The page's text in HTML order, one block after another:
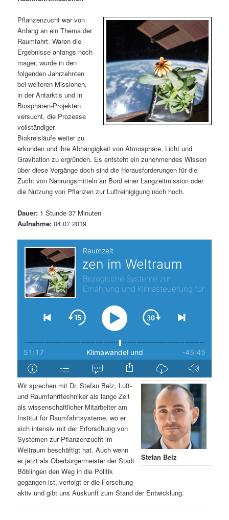
ä
r
e
n
I
n
h
a
t
s
r
g
e
n
n
d
ä
r
e
n
I
n
a
l
s
i
n
g
e
n
n
v
i
g
a
t
i
o
n
Pflanzenzucht war von
Anfang an ein Thema der
Raumfahrt. Waren die
Ergebnisse anfangs noch
mager, wurde in den
folgenden Jahrzehnten
bei weiteren Missionen,
in der Antarktis und in
Biosphären-Projekten
versucht, die Prozesse
vollständiger
Biokreisläufe weiter zu
erkunden und ihre Abhängigkeit von Atmosphäre, Licht und
Gravitation zu ergründen. Es entsteht ein zunehmendes Wissen
über diese Vorgänge doch sind die Herausforderungen für die
Zucht von Nahrungsmitteln an Bord einer Langzeitmission oder
die Nutzung von Pflanzen zur Luftreinigigung noch hoch.
Dauer: 1 Stunde 37 Minuten
Aufnahme: 04.07.2019
Stefan Belz
Wir sprechen mit Dr. Stefan Belz, Luft-
und Raumfahrttechniker als lange Zeit
als wissenschaftlicher Mitarbeiter am
Institut für Raumfahrtsysteme, wo er
sich intensiv mit der Erforschung von
Systemen zur Pflanzenzucht im
Weltraum beschäftigt hat. Auch wenn
er jetzt als Oberbürgermeister der Stadt
Böblingen den Weg in die Politik
gegangen ist, verfolgt er die Forschung
aktiv und gibt uns Auskunft zum Stand der Entwicklung.